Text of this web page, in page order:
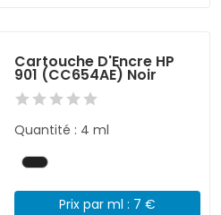
Cartouche D'Encre HP
901 (CC654AE) Noir
Quantité : 4 ml
Prix par ml : 7 €